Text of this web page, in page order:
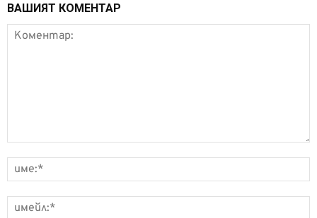
ВАШИЯТ КОМЕНТАР